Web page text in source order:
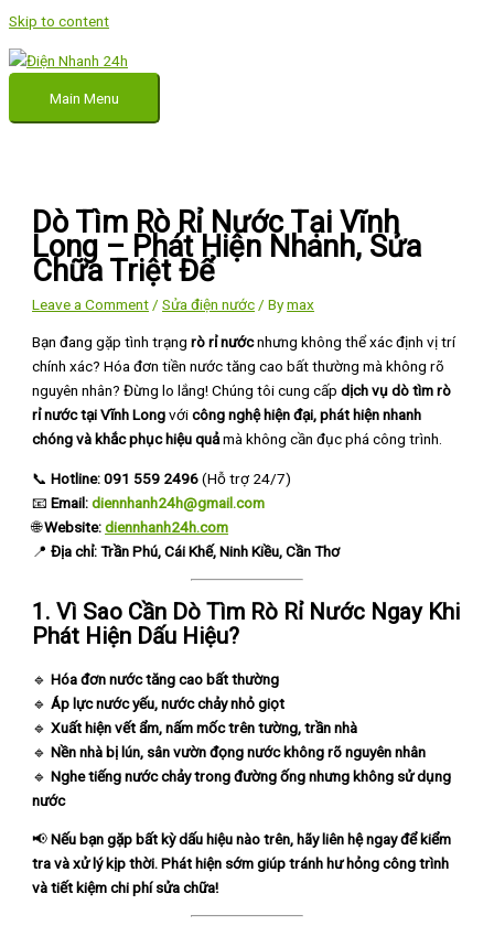
Skip to content
Main Menu
Dò Tìm Rò Rỉ Nước Tại Vĩnh
Long – Phát Hiện Nhanh, Sửa
Chữa Triệt Để
Leave a Comment /Sửa điện nước / Bymax
Bạn đang gặp tình trạngrò rỉ nướcnhưng không thể xác định vị trí
chính xác? Hóa đơn tiền nước tăng cao bất thường mà không rõ
nguyên nhân? Đừng lo lắng! Chúng tôi cung cấpdịch vụ dò tìm rò
rỉ nước tại Vĩnh Longvớicông nghệ hiện đại, phát hiện nhanh
chóng và khắc phục hiệu quảmà không cần đục phá công trình.
📞Hotline: 091 559 2496(Hỗ trợ 24/7)
📧Email:diennhanh24h@gmail.com
🌐Website:diennhanh24h.com
📍Địa chỉ: Trần Phú, Cái Khế, Ninh Kiều, Cần Thơ
1. Vì Sao Cần Dò Tìm Rò Rỉ Nước Ngay Khi
Phát Hiện Dấu Hiệu?
🔹Hóa đơn nước tăng cao bất thường
🔹Áp lực nước yếu, nước chảy nhỏ giọt
🔹Xuất hiện vết ẩm, nấm mốc trên tường, trần nhà
🔹Nền nhà bị lún, sân vườn đọng nước không rõ nguyên nhân
🔹Nghe tiếng nước chảy trong đường ống nhưng không sử dụng
nước
📢Nếu bạn gặp bất kỳ dấu hiệu nào trên, hãy liên hệ ngay để kiểm
tra và xử lý kịp thời. Phát hiện sớm giúp tránh hư hỏng công trình
và tiết kiệm chi phí sửa chữa!